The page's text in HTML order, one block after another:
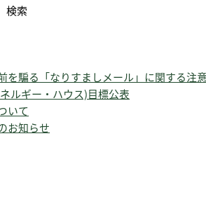
を騙る「なりすましメール」に関する注
ルギー・ハウス)目標公表
いて
お知らせ